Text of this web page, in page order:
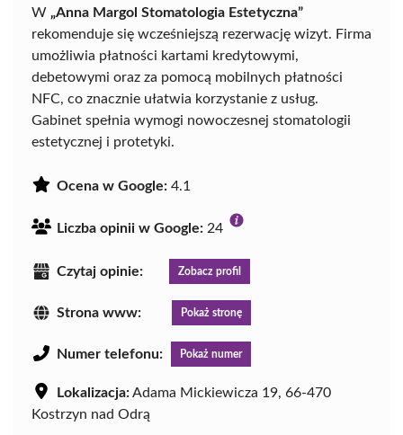
W „Anna Margol Stomatologia Estetyczna”
rekomenduje się wcześniejszą rezerwację wizyt. Firma
umożliwia płatności kartami kredytowymi,
debetowymi oraz za pomocą mobilnych płatności
NFC, co znacznie ułatwia korzystanie z usług.
Gabinet spełnia wymogi nowoczesnej stomatologii
estetycznej i protetyki.
Ocena w Google: 4.1
Liczba opinii w Google: 24
Czytaj opinie: Zobacz profil
Strona www: Pokaż stronę
Numer telefonu: Pokaż numer
Lokalizacja:Adama Mickiewicza 19, 66-470
Kostrzyn nad Odrą